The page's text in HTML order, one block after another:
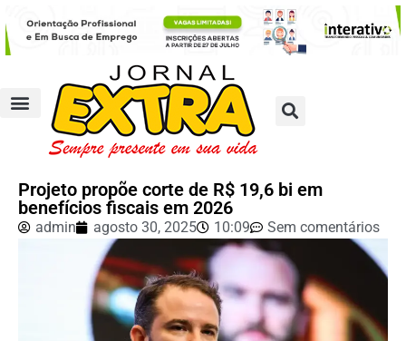
Projeto propõe corte de R$ 19,6 bi em
benefícios fiscais em 2026
admin agosto 30, 2025 10:09 Sem comentários